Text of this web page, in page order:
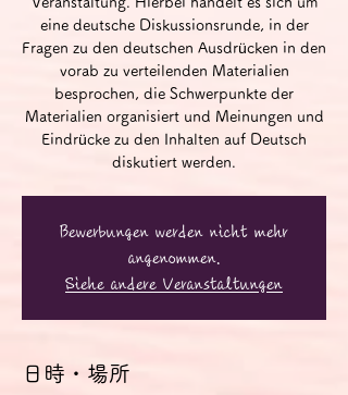
eine deutsche Diskussionsrunde, in der
Fragen zu den deutschen Ausdrücken in den
vorab zu verteilenden Materialien
besprochen, die Schwerpunkte der
Materialien organisiert und Meinungen und
Eindrücke zu den Inhalten auf Deutsch
diskutiert werden.
Bewerbungen werden nicht mehr
angenommen.
Siehe andere Veranstaltungen
日時・場所